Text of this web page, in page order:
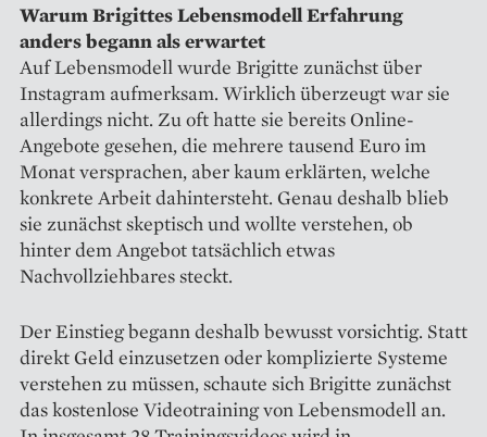
Warum Brigittes Lebensmodell Erfahrung
anders begann als erwartet
Auf Lebensmodell wurde Brigitte zunächst über
Instagram aufmerksam. Wirklich überzeugt war sie
allerdings nicht. Zu oft hatte sie bereits Online-
Angebote gesehen, die mehrere tausend Euro im
Monat versprachen, aber kaum erklärten, welche
konkrete Arbeit dahintersteht. Genau deshalb blieb
sie zunächst skeptisch und wollte verstehen, ob
hinter dem Angebot tatsächlich etwas
Nachvollziehbares steckt.
Der Einstieg begann deshalb bewusst vorsichtig. Statt
direkt Geld einzusetzen oder komplizierte Systeme
verstehen zu müssen, schaute sich Brigitte zunächst
das kostenlose Videotraining von Lebensmodell an.